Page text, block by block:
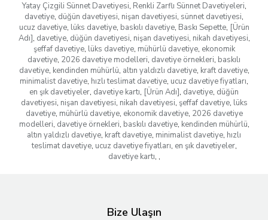
Yatay Çizgili Sünnet Davetiyesi, Renkli Zarflı Sünnet Davetiyeleri,
davetiye, düğün davetiyesi, nişan davetiyesi, sünnet davetiyesi,
ucuz davetiye, lüks davetiye, baskılı davetiye, Baskı Sepette, [Ürün
Adı], davetiye, düğün davetiyesi, nişan davetiyesi, nikah davetiyesi,
şeffaf davetiye, lüks davetiye, mühürlü davetiye, ekonomik
davetiye, 2026 davetiye modelleri, davetiye örnekleri, baskılı
davetiye, kendinden mühürlü, altın yaldızlı davetiye, kraft davetiye,
minimalist davetiye, hızlı teslimat davetiye, ucuz davetiye fiyatları,
en şık davetiyeler, davetiye kartı, [Ürün Adı], davetiye, düğün
davetiyesi, nişan davetiyesi, nikah davetiyesi, şeffaf davetiye, lüks
davetiye, mühürlü davetiye, ekonomik davetiye, 2026 davetiye
modelleri, davetiye örnekleri, baskılı davetiye, kendinden mühürlü,
altın yaldızlı davetiye, kraft davetiye, minimalist davetiye, hızlı
teslimat davetiye, ucuz davetiye fiyatları, en şık davetiyeler,
davetiye kartı, ,
Bize Ulaşın